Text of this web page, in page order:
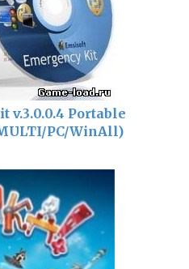
v.3.0.0.4 Portable
PC/WinAll)